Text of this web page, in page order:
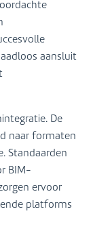
aansluit
De
naar formaten
Standaarden
BIM-
ervoor
platforms